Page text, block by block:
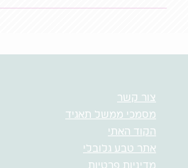
צור קשר
מסמכי ממשל תאגיד
הקוד האתי
אתר טבע גלובלי
מדיניות פרטיות